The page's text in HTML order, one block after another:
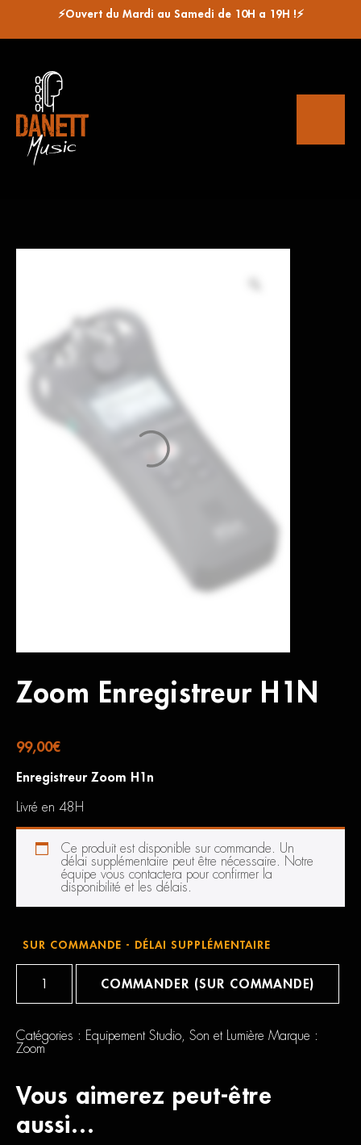
⚡Ouvert du Mardi au Samedi de 10H a 19H !⚡
Zoom Enregistreur H1N
99,00€
Enregistreur Zoom H1n
Livré en 48H
Ce produit est disponible sur commande. Un
délai supplémentaire peut être nécessaire. Notre
équipe vous contactera pour confirmer la
disponibilité et les délais.
SUR COMMANDE - DÉLAI SUPPLÉMENTAIRE
COMMANDER (SUR COMMANDE)
Catégories : Equipement Studio Son et Lumière Marque :
Zoom
Vous aimerez peut-être
aussi…